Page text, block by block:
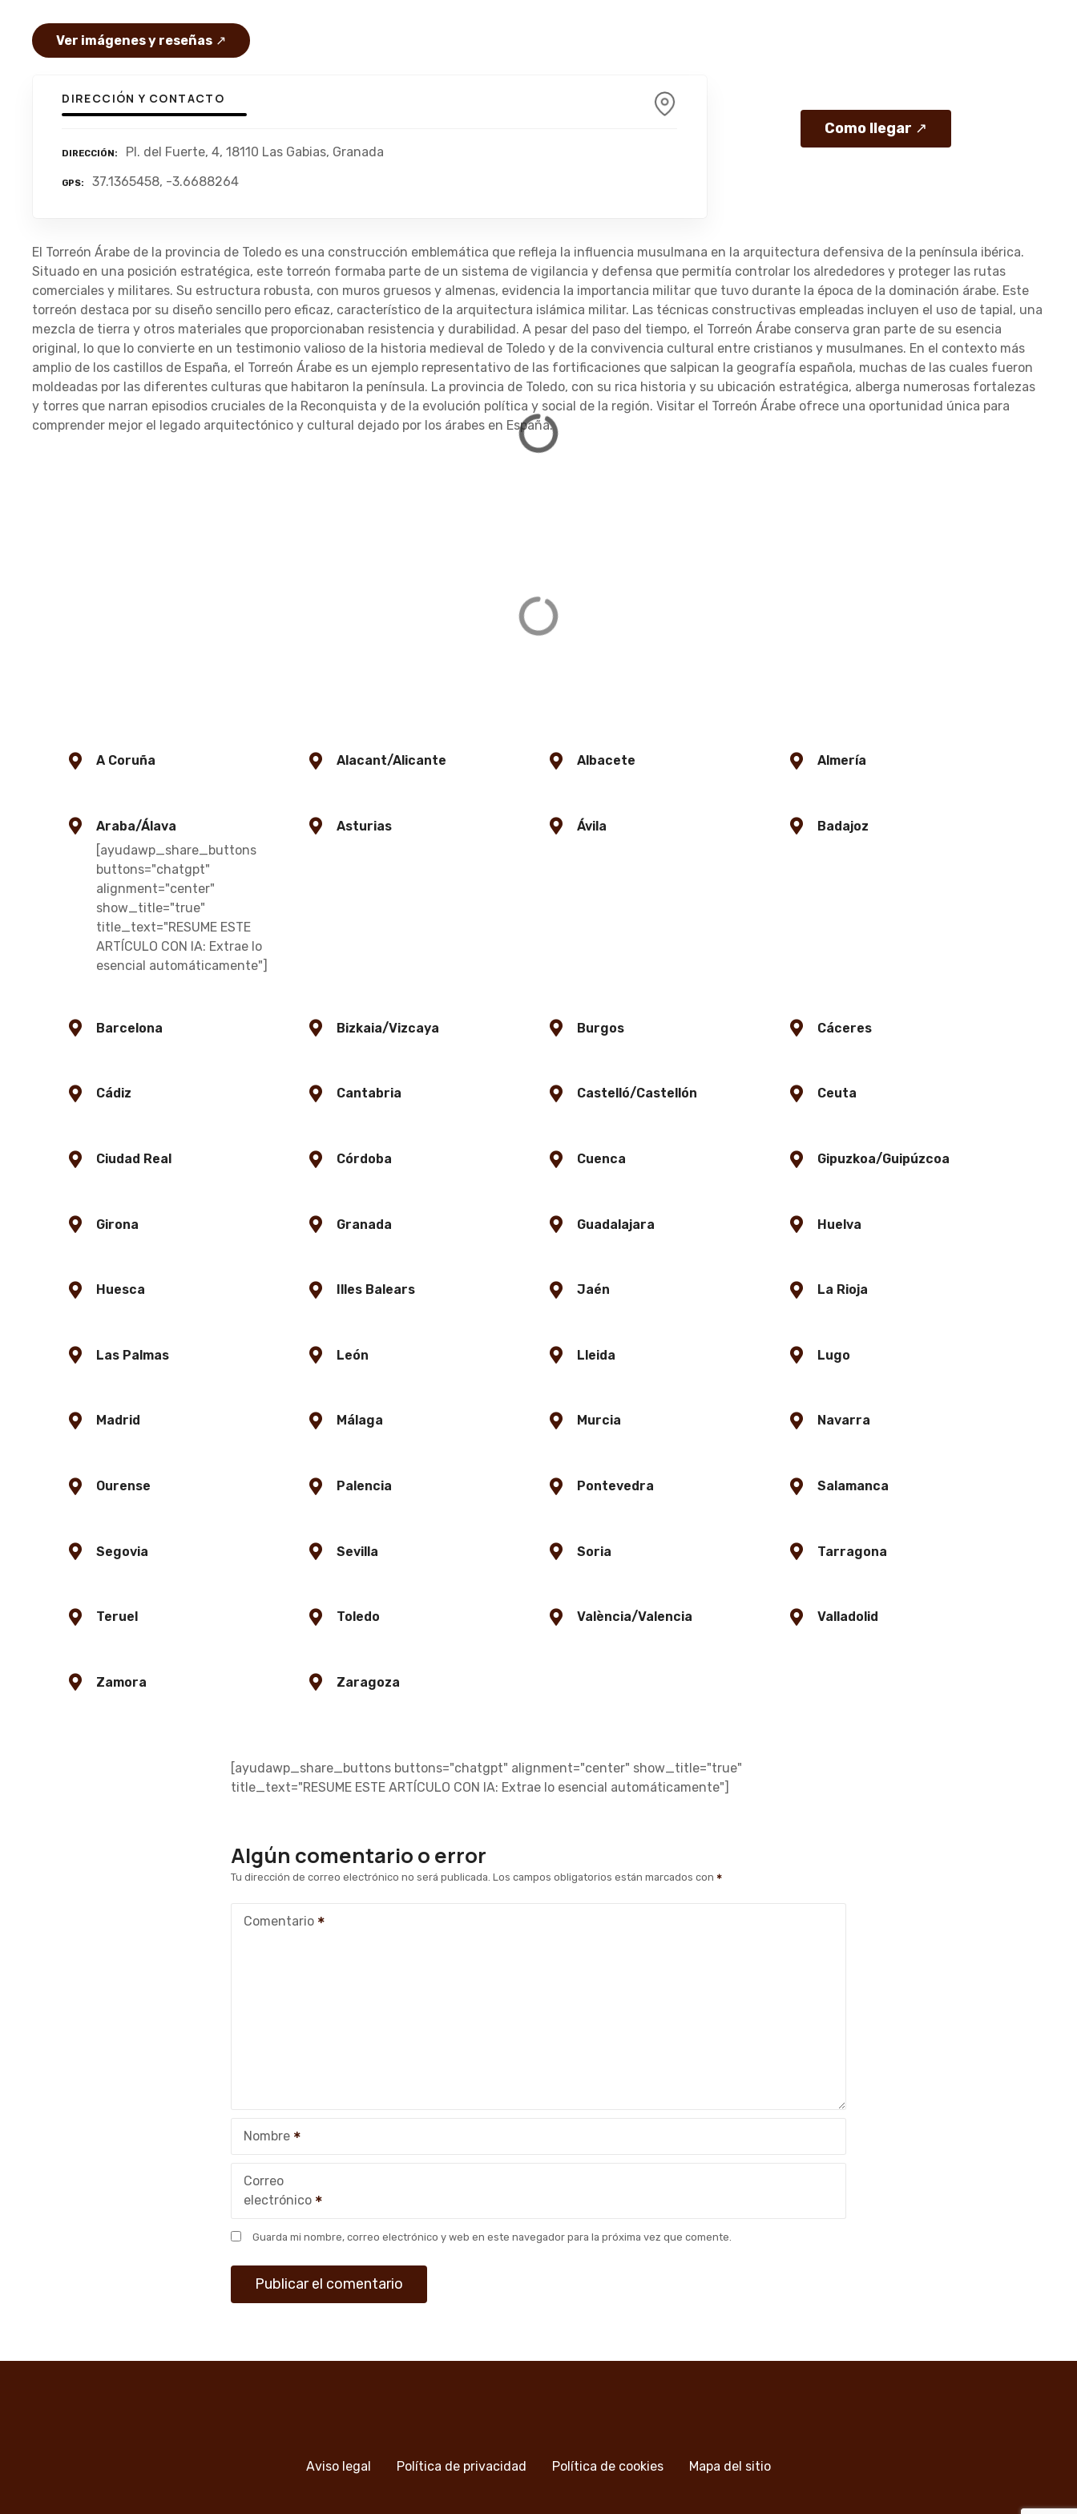
Ver imágenes y reseñas ↗
DIRECCIÓN Y CONTACTO
DIRECCIÓN Pl. del Fuerte, 4, 18110 Las Gabias, Granada
GPS 37.1365458, -3.6688264
Como llegar ↗
El Torreón Árabe de la provincia de Toledo es una construcción emblemática que refleja la influencia musulmana en la arquitectura defensiva de la península ibérica.
Situado en una posición estratégica, este torreón formaba parte de un sistema de vigilancia y defensa que permitía controlar los alrededores y proteger las rutas
comerciales y militares. Su estructura robusta, con muros gruesos y almenas, evidencia la importancia militar que tuvo durante la época de la dominación árabe. Este
torreón destaca por su diseño sencillo pero eficaz, característico de la arquitectura islámica militar. Las técnicas constructivas empleadas incluyen el uso de tapial, una
mezcla de tierra y otros materiales que proporcionaban resistencia y durabilidad. A pesar del paso del tiempo, el Torreón Árabe conserva gran parte de su esencia
original, lo que lo convierte en un testimonio valioso de la historia medieval de Toledo y de la convivencia cultural entre cristianos y musulmanes. En el contexto más
amplio de los castillos de España, el Torreón Árabe es un ejemplo representativo de las fortificaciones que salpican la geografía española, muchas de las cuales fueron
moldeadas por las diferentes culturas que habitaron la península. La provincia de Toledo, con su rica historia y su ubicación estratégica, alberga numerosas fortalezas
y torres que narran episodios cruciales de la Reconquista y de la evolución política y social de la región. Visitar el Torreón Árabe ofrece una oportunidad única para
comprender mejor el legado arquitectónico y cultural dejado por los árabes en España.
A Coruña Alacant/Alicante Albacete Almería
Araba/Álava
[ayudawp_share_buttons
buttons="chatgpt"
alignment="center"
show_title="true"
title_text="RESUME ESTE
ARTÍCULO CON IA: Extrae lo
esencial automáticamente"]
Asturias Ávila Badajoz
Barcelona Bizkaia/Vizcaya Burgos Cáceres
Cádiz Cantabria Castelló/Castellón Ceuta
Ciudad Real Córdoba Cuenca Gipuzkoa/Guipúzcoa
Girona Granada Guadalajara Huelva
Huesca Illes Balears Jaén La Rioja
Las Palmas León Lleida Lugo
Madrid Málaga Murcia Navarra
Ourense Palencia Pontevedra Salamanca
Segovia Sevilla Soria Tarragona
Teruel Toledo València/Valencia Valladolid
Zamora Zaragoza
[ayudawp_share_buttons buttons="chatgpt" alignment="center" show_title="true"
title_text="RESUME ESTE ARTÍCULO CON IA: Extrae lo esencial automáticamente"]
Algún comentario o error
Tu dirección de correo electrónico no será publicada. Los campos obligatorios están marcados con
Comentario
Nombre
Correo
electrónico
Guarda mi nombre, correo electrónico y web en este navegador para la próxima vez que comente.
Aviso legal Política de privacidad Política de cookies Mapa del sitio